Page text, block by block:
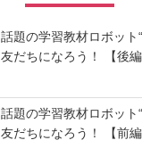
話題の学習教材ロボット
友だちになろう！ 【後編
話題の学習教材ロボット
友だちになろう！ 【前編